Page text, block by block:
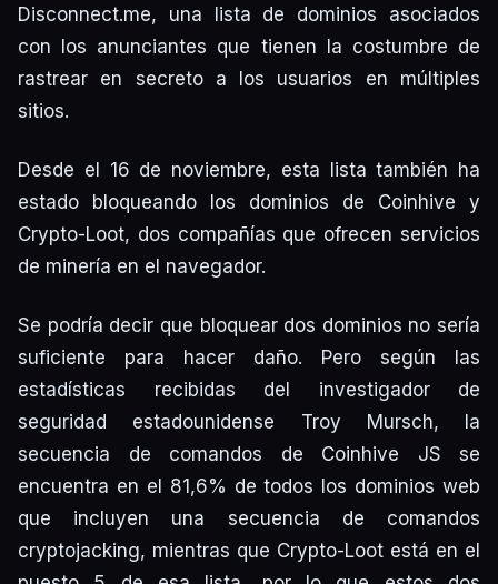
Disconnect.me, una lista de dominios asociados
con los anunciantes que tienen la costumbre de
rastrear en secreto a los usuarios en múltiples
sitios.
Desde el 16 de noviembre, esta lista también ha
estado bloqueando los dominios de Coinhive y
Crypto-Loot, dos compañías que ofrecen servicios
de minería en el navegador.
Se podría decir que bloquear dos dominios no sería
suficiente para hacer daño. Pero según las
estadísticas recibidas del investigador de
seguridad estadounidense Troy Mursch, la
secuencia de comandos de Coinhive JS se
encuentra en el 81,6% de todos los dominios web
que incluyen una secuencia de comandos
cryptojacking, mientras que Crypto-Loot está en el